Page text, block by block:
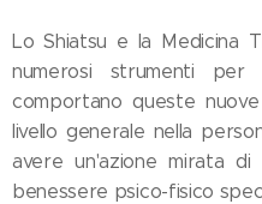
Lo Shiatsu e la Medicina
numerosi strumenti per
comportano queste
livello generale nella
avere un'azione mirata
benessere psico-fisico